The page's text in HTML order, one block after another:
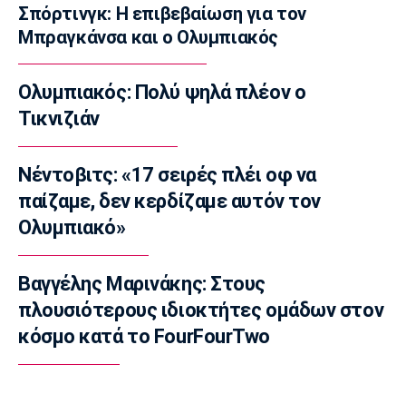
Στοίχημα
ΦΩΣ στο Στοίχημα: Άσος η Σίριους, γκολ η
Μπρομαποϊκάρνα
10:10
Champions League
Αναχώρησε ο Ολυμπιακός για την Ολλανδία
10:00
Επικαιρότητα
Σεισμός 3,9 Ρίχτερ στον Κορινθιακό Κόλπο
τα ξημερώματα
09:50
Super League 1
ΠΑΟΚ: Εμφανίζεται θετικός σε ενδεχόμενη
μεταγραφή ο Τένγκστεντ
Σπόρτινγκ: Η επιβεβαίωση για τον
Μπραγκάνσα και ο Ολυμπιακός
Ολυμπιακός: Πολύ ψηλά πλέον ο
Τικνιζιάν
Νέντοβιτς: «17 σειρές πλέι οφ να
παίζαμε, δεν κερδίζαμε αυτόν τον
Ολυμπιακό»
Βαγγέλης Μαρινάκης: Στους
πλουσιότερους ιδιοκτήτες ομάδων στον
κόσμο κατά το FourFourTwo